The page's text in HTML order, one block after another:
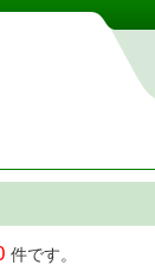
件です。